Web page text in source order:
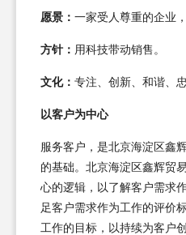
愿景： 一家受人尊重的企业
方针： 用科技带动销售。
文化： 专注、创新、和谐、
以客户为中心
服务客户，是北京海淀区鑫
的基础。北京海淀区鑫辉贸
心的逻辑，以了解客户需求
足客户需求作为工作的评价
工作的目标，以持续为客户